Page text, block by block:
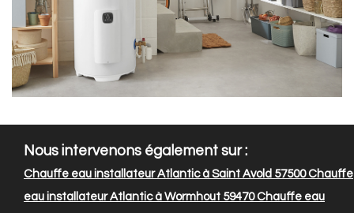
Nous intervenons également sur :
Chauffe eau installateur Atlantic à Saint Avold 57500Chauffe
eau installateur Atlantic à Wormhout 59470Chauffe eau